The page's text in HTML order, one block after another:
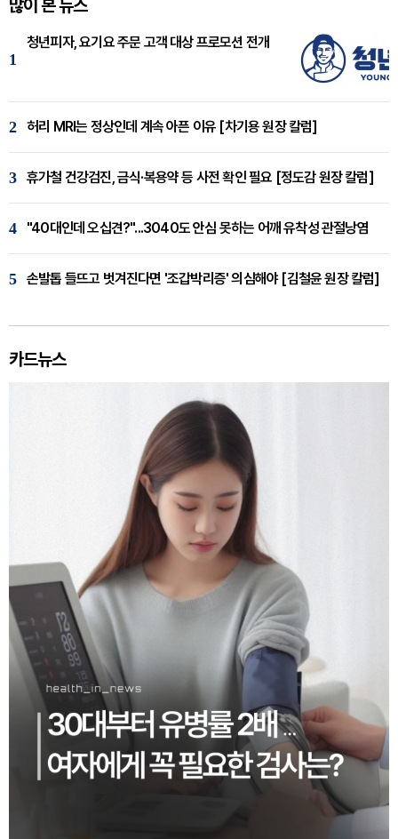
많이 본 뉴스
1
청년피자, 요기요 주문 고객 대상 프로모션 전개
2 허리 MRI는 정상인데 계속 아픈 이유 [차기용 원장 칼럼]
3 휴가철 건강검진, 금식·복용약 등 사전 확인 필요 [정도감 원장 칼럼]
4 "40대인데 오십견?"...3040도 안심 못하는 어깨 유착성 관절낭염
5 손발톱 들뜨고 벗겨진다면 '조갑박리증' 의심해야 [김철윤 원장 칼럼]
카드뉴스